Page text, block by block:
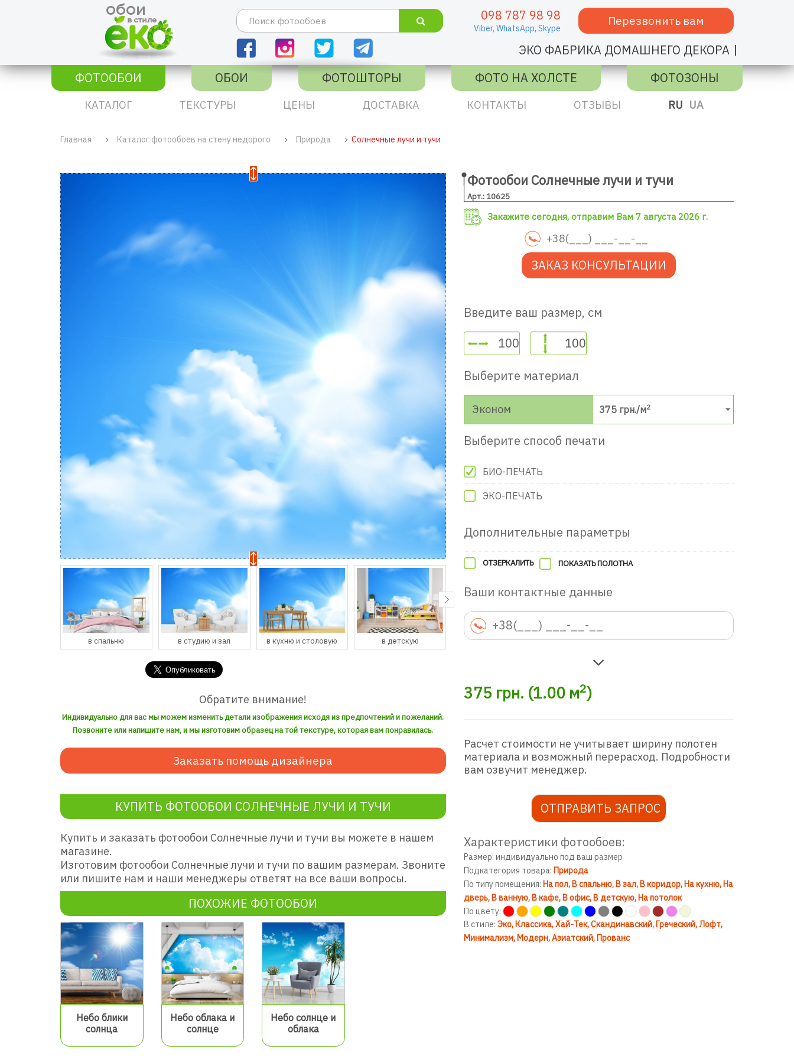
098 787 98 98
Viber, WhatsApp, Skype
Перезвонить вам
ЭКО ФАБРИКА ДОМАШНЕГО ДЕКОРА |
ФОТООБОИ
ОБОИ ФОТОШТОРЫ ФОТО НА ХОЛСТЕ ФОТОЗОНЫ
КАТАЛОГ ТЕКСТУРЫ ЦЕНЫ ДОСТАВКА КОНТАКТЫ ОТЗЫВЫ RU UA
Главная Каталог фотообоев на стену недорого Природа Солнечные лучи и тучи
в студию и зал в кухню и столовую в детскую в гостевую в прихожую в игровую комнату
Обратите внимание!
Индивидуально для вас мы можем изменить детали изображения исходя из предпочтений и пожеланий.
Позвоните или напишите нам, и мы изготовим образец на той текстуре, которая вам понравилась.
Заказать помощь дизайнера
КУПИТЬ ФОТООБОИ СОЛНЕЧНЫЕ ЛУЧИ И ТУЧИ
Купить и заказать фотообои Солнечные лучи и тучи вы можете в нашем
магазине.
Изготовим фотообои Солнечные лучи и тучи по вашим размерам. Звоните
или пишите нам и наши менеджеры ответят на все ваши вопросы.
ПОХОЖИЕ ФОТООБОИ
Небо блики
солнца
Небо облака и
солнце
Небо солнце и
облака
Фотообои Солнечные лучи и тучи
Арт.: 10625
Закажите сегодня, отправим Вам 7 августа 2026 г.
ЗАКАЗ КОНСУЛЬТАЦИИ
Введите ваш размер, см
Выберите материал
Эконом 375 грн./м2
Выберите способ печати
БИО-ПЕЧАТЬ
ЭКО-ПЕЧАТЬ
Дополнительные параметры
ОТЗЕРКАЛИТЬ ПОКАЗАТЬ ПОЛОТНА
Ваши контактные данные
375 грн. (1.00м2)
Расчет стоимости не учитывает ширину полотен
материала и возможный перерасход. Подробности
вам озвучит менеджер.
ОТПРАВИТЬ ЗАПРОС
Характеристики фотообоев:
Размер: индивидуально под ваш размер
Подкатегория товара: Природа
По типу помещения: На пол В спальню В зал В коридор На кухню На
дверь В ванную В кафе В офис В детскую На потолок
По цвету:
В стиле: Эко Классика Хай-Тек Скандинавский Греческий Лофт
Минимализм Модерн Азиатский Прованс